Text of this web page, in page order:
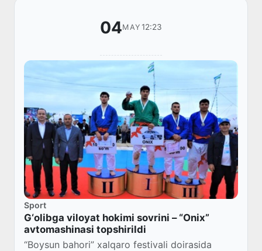
04MAY 12:23
Sport
G‘olibga viloyat hokimi sovrini – “Onix”
avtomashinasi topshirildi
“Boysun bahori” xalqaro festivali doirasida